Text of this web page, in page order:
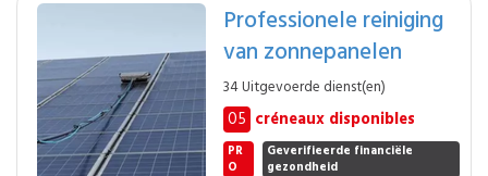
Professionele reiniging
van zonnepanelen
34 Uitgevoerde dienst(en)
05 créneaux disponibles
PR
O
Geverifieerde financiële
gezondheid